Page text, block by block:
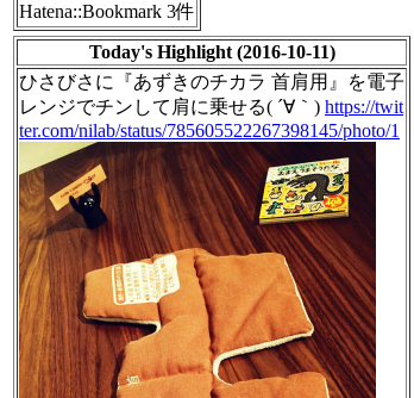
Hatena::Bookmark 3件
Today's Highlight (2016-10-11)
ひさびさに『あずきのチカラ 首肩用』を電子
レンジでチンして肩に乗せる( ´∀｀) https://twit
ter.com/nilab/status/785605522267398145/photo/1